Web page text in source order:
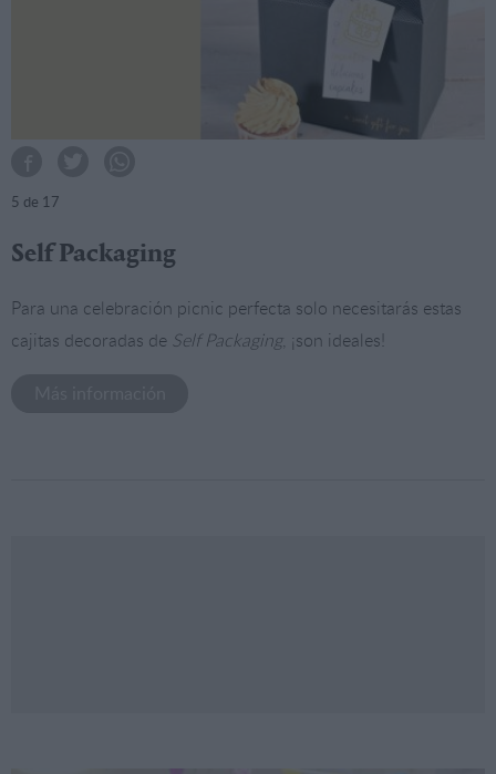
5 de 17
Self Packaging
Para una celebración picnic perfecta solo necesitarás estas
cajitas decoradas de Self Packaging, ¡son ideales!